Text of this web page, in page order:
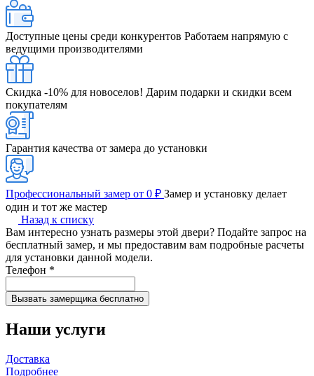
Доступные цены среди конкурентов Работаем напрямую с
ведущими производителями
Скидка -10% для новоселов! Дарим подарки и скидки всем
покупателям
Гарантия качества от замера до установки
Профессиональный замер от 0 ₽ Замер и установку делает
один и тот же мастер
Назад к списку
Вам интересно узнать размеры этой двери? Подайте запрос на
бесплатный замер, и мы предоставим вам подробные расчеты
для установки данной модели.
Телефон *
Наши услуги
Доставка
Подробнее